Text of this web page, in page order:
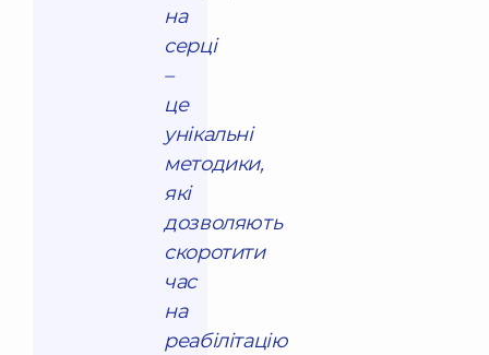
на
серці
–
це
унікальні
методики,
які
дозволяють
скоротити
час
на
реабілітацію